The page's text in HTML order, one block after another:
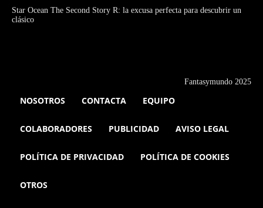
Star Ocean The Second Story R: la excusa perfecta para descubrir un
clásico
Fantasymundo 2025
NOSOTROS CONTACTA EQUIPO
COLABORADORES PUBLICIDAD AVISO LEGAL
POLÍTICA DE PRIVACIDAD POLÍTICA DE COOKIES
OTROS